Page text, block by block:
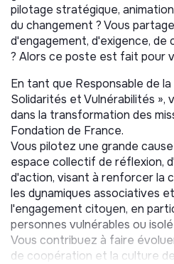
pilotage stratégique,
du changement ? Vous
d'engagement, d'exigence,
? Alors ce poste est fait pour
En tant que Responsable de la
Solidarités et Vulnérabilités »,
dans la transformation des
Fondation de France.
Vous pilotez une grande
espace collectif de réflexion,
d'action, visant à renforcer la
les dynamiques associatives
l'engagement citoyen, en
personnes vulnérables ou
Vous contribuez à faire
de coopération et la culture